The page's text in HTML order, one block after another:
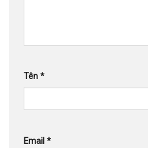
Tên *
Email *